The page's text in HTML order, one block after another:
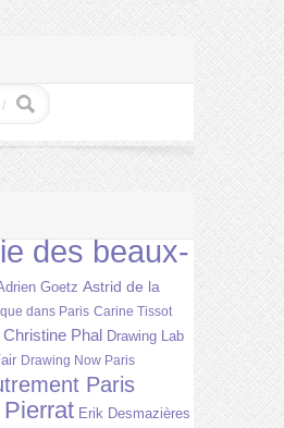
des beaux-
Goetz Astrid de la
dans Paris Carine Tissot
Christine Phal Drawing Lab
Drawing Now Paris
Paris
Erik Desmazières